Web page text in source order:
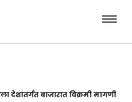
देशांतर्गत बाजारात विक्रमी मागणी